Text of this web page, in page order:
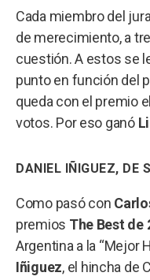
Cada miembro del
de merecimiento, a
cuestión. A estos se
punto en función del
queda con el premio
votos. Por eso ganó
DANIEL IÑIGUEZ, DE
Como pasó con
premios The Best de
Argentina a la “Mejor
Iñiguez, el hincha de